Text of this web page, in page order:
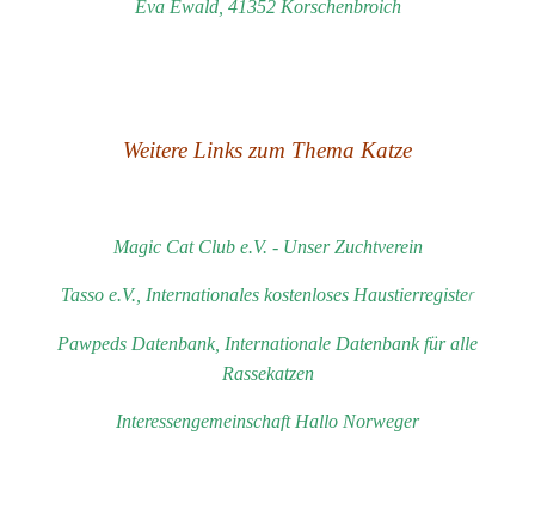
Eva Ewald, 41352 Korschenbroich
Weitere Links zum Thema Katze
Magic Cat Club e.V. - Unser Zuchtverein
Tasso e.V., Internationales kostenloses Haustierregister
Pawpeds Datenbank, Internationale Datenbank für alle
Rassekatzen
Interessengemeinschaft Hallo Norweger